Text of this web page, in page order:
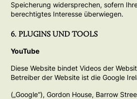
Speicherung widersprechen, sofern
berechtigtes Interesse überwiegen.
6. PLUGINS UND TOOLS
YouTube
Diese Website bindet Videos der
Betreiber der Website ist die Google
(„Google“), Gordon House, Barrow